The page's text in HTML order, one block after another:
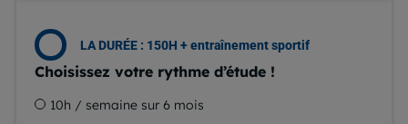
LA DURÉE : 150H + entraînement sportif
Choisissez votre rythme d’étude !
10h / semaine sur 6 mois